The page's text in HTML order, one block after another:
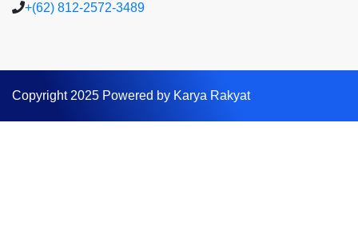
+(62) 812-2572-3489
Copyright 2025 Powered by Karya Rakyat